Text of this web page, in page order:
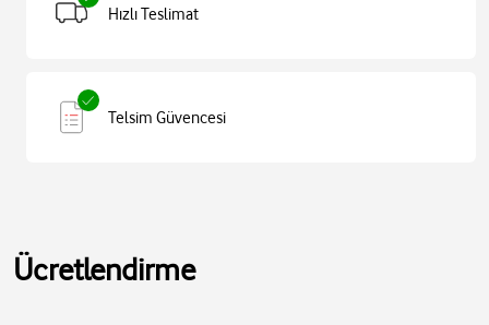
Hızlı Teslimat
Telsim Güvencesi
Ücretlendirme